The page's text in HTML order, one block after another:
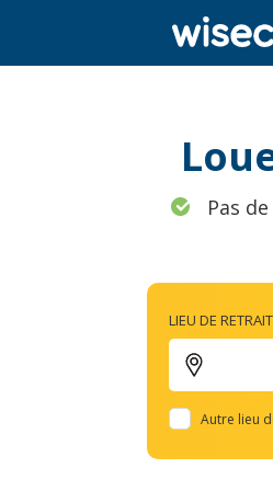
Pas
LIEU DE RETRAIT
Autre lieu